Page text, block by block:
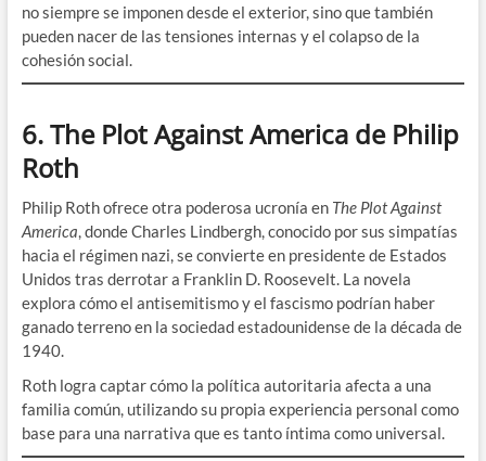
no siempre se imponen desde el exterior, sino que también
pueden nacer de las tensiones internas y el colapso de la
cohesión social.
6. The Plot Against America de Philip
Roth
Philip Roth ofrece otra poderosa ucronía en The Plot Against
America, donde Charles Lindbergh, conocido por sus simpatías
hacia el régimen nazi, se convierte en presidente de Estados
Unidos tras derrotar a Franklin D. Roosevelt. La novela
explora cómo el antisemitismo y el fascismo podrían haber
ganado terreno en la sociedad estadounidense de la década de
1940.
Roth logra captar cómo la política autoritaria afecta a una
familia común, utilizando su propia experiencia personal como
base para una narrativa que es tanto íntima como universal.